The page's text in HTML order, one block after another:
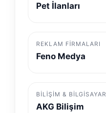
Pet İlanları
REKLAM FIRMALARI
Feno Medya
BILIŞIM & BILGISAYAR
AKG Bilişim